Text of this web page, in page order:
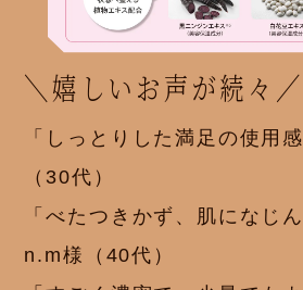
＼嬉しいお声が続々／
「しっとりした満足の使用
（30代）
「べたつきかず、肌になじ
n.m様（40代）